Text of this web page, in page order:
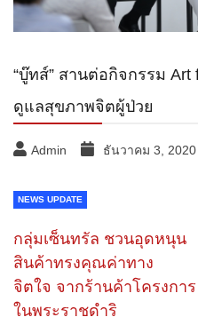
“บู๊ทส์” สานต่อกิจกรรม Art
ดูแลสุขภาพจิตผู้ป่วย
Admin ธันวาคม 3, 2020
NEWS UPDATE
กลุ่มเซ็นทรัล ชวนอุดหนุน
สินค้าทรงคุณค่าทาง
จิตใจ จากร้านค้าโครงการ
ในพระราชดำริ